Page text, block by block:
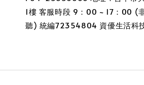
1樓 客服時段 9：00 ~ 17：00 (
聽) 統編72354804 資優生活科